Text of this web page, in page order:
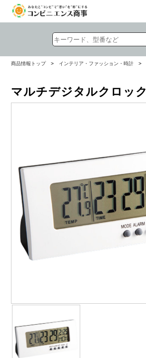
商品情報トップ > インテリア・ファッション・時計 >
マルチデジタルクロック